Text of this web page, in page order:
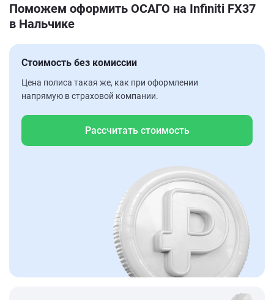
Поможем оформить ОСАГО на Infiniti FX37
в Нальчике
Стоимость без комиссии
Цена полиса такая же, как при оформлении
напрямую в страховой компании.
Рассчитать стоимость